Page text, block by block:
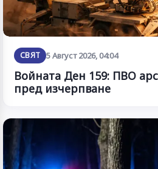
СВЯТ 5 Август 2026, 04:04
Войната Ден 159: ПВО
пред изчерпване